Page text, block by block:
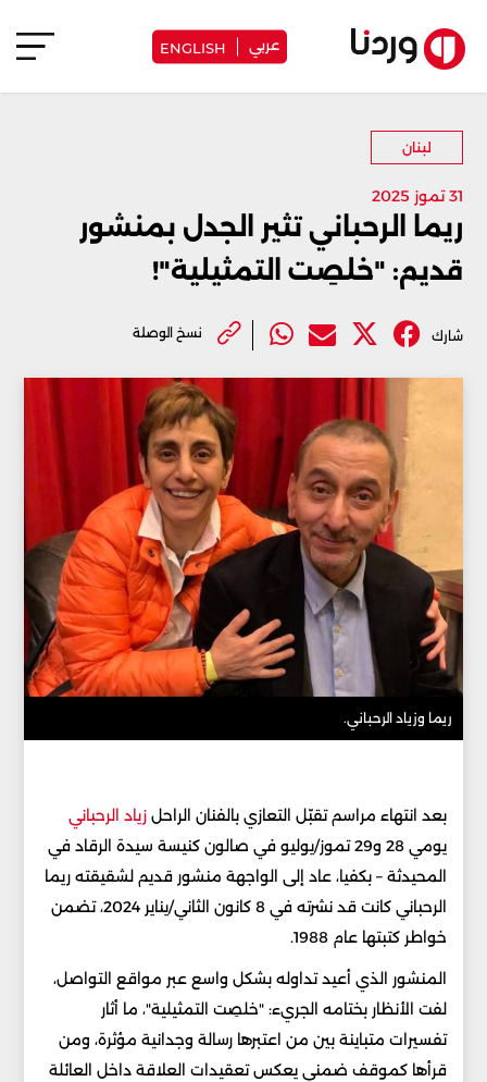
عربي ENGLISH
لبنان
31 تموز 2025
ريما الرحباني تثير الجدل بمنشور
قديم: "خلصِت التمثيلية"!
شارك نسخ الوصلة
ريما وزياد الرحباني.
بعد انتهاء مراسم تقبّل التعازي بالفنان الراحلزياد الرحباني
يومي 28 و29 تموز/يوليو في صالون كنيسة سيدة الرقاد في
المحيدثة – بكفيا، عاد إلى الواجهة منشور قديم لشقيقته ريما
الرحباني كانت قد نشرته في 8 كانون الثاني/يناير 2024، تضمن
خواطر كتبتها عام 1988.
المنشور الذي أعيد تداوله بشكل واسع عبر مواقع التواصل،
لفت الأنظار بختامه الجريء: "خلصِت التمثيلية"، ما أثار
تفسيرات متباينة بين من اعتبرها رسالة وجدانية مؤثرة، ومن
قرأها كموقف ضمني يعكس تعقيدات العلاقة داخل العائلة